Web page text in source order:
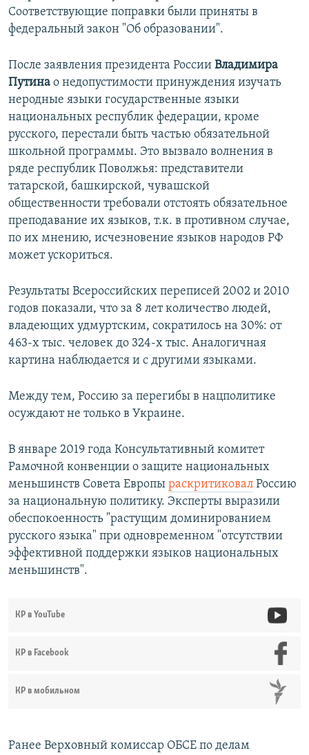
Соответствующие поправки были приняты в
федеральный закон "Об образовании".
После заявления президента России Владимира
Путина о недопустимости принуждения изучать
неродные языки государственные языки
национальных республик федерации, кроме
русского, перестали быть частью обязательной
школьной программы. Это вызвало волнения в
ряде республик Поволжья: представители
татарской, башкирской, чувашской
общественности требовали отстоять обязательное
преподавание их языков, т.к. в противном случае,
по их мнению, исчезновение языков народов РФ
может ускориться.
Результаты Всероссийских переписей 2002 и 2010
годов показали, что за 8 лет количество людей,
владеющих удмуртским, сократилось на 30%: от
463-х тыс. человек до 324-х тыс. Аналогичная
картина наблюдается и с другими языками.
Между тем, Россию за перегибы в нацполитике
осуждают не только в Украине.
В январе 2019 года Консультативный комитет
Рамочной конвенции о защите национальных
меньшинств Совета Европы раскритиковал Россию
за национальную политику. Эксперты выразили
обеспокоенность "растущим доминированием
русского языка" при одновременном "отсутствии
эффективной поддержки языков национальных
меньшинств".
КР в YouTube
КР в Facebook
КР в мобильном
Ранее Верховный комиссар ОБСЕ по делам